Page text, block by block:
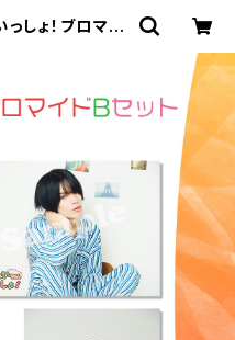
しょ！ブロマイ